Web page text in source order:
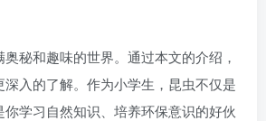
秘和趣味的世界。通过本文的介绍，
入的了解。作为小学生，昆虫不仅是
学习自然知识、培养环保意识的好伙